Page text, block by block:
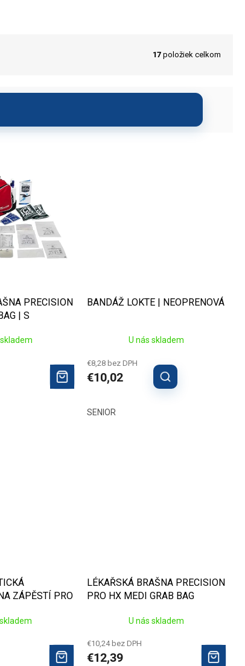
17 položiek celkom
PRECISION
| S
BANDÁŽ LOKTE | NEOPRENOVÁ
U nás skladem
€8,28 bez DPH
€10,02
SENIOR
ZÁPĚSTÍ PRO
LÉKAŘSKÁ BRAŠNA PRECISION
PRO HX MEDI GRAB BAG
U nás skladem
€10,24 bez DPH
€12,39